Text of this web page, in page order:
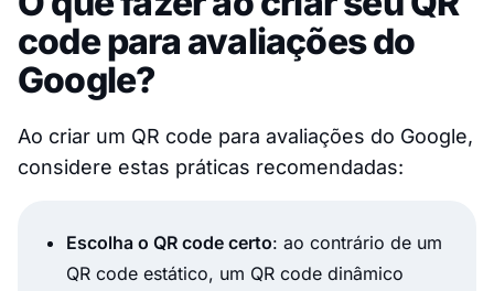
code para avaliações do
Google?
Ao criar um QR code para avaliações do Google,
considere estas práticas recomendadas:
Escolha o QR code certo: ao contrário de um
QR code estático, um QR code dinâmico